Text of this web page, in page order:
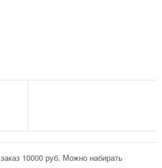
заказ 10000 руб. Можно набирать